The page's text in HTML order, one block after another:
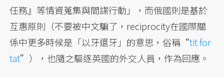
任務』等情資蒐集與間諜行動」，而俄國則是基於
互惠原則（不要被中文騙了，reciprocity在國際關
係中更多時候是「以牙還牙」的意思，俗稱“tit for
tat”），也隨之驅逐英國的外交人員，作為回應。